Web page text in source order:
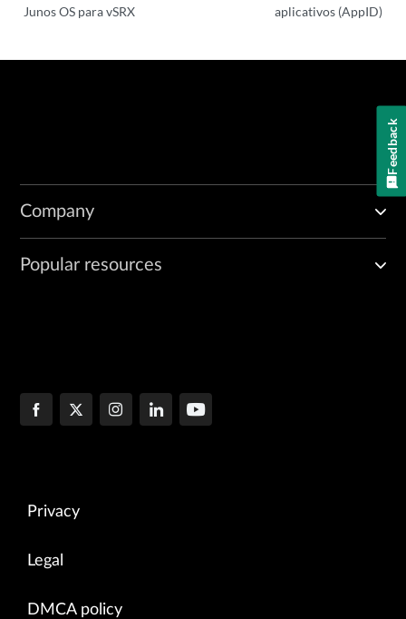
Junos OS para vSRX
aplicativos (AppID)
Company
Popular resources
Privacy
Legal
DMCA policy
Feedback